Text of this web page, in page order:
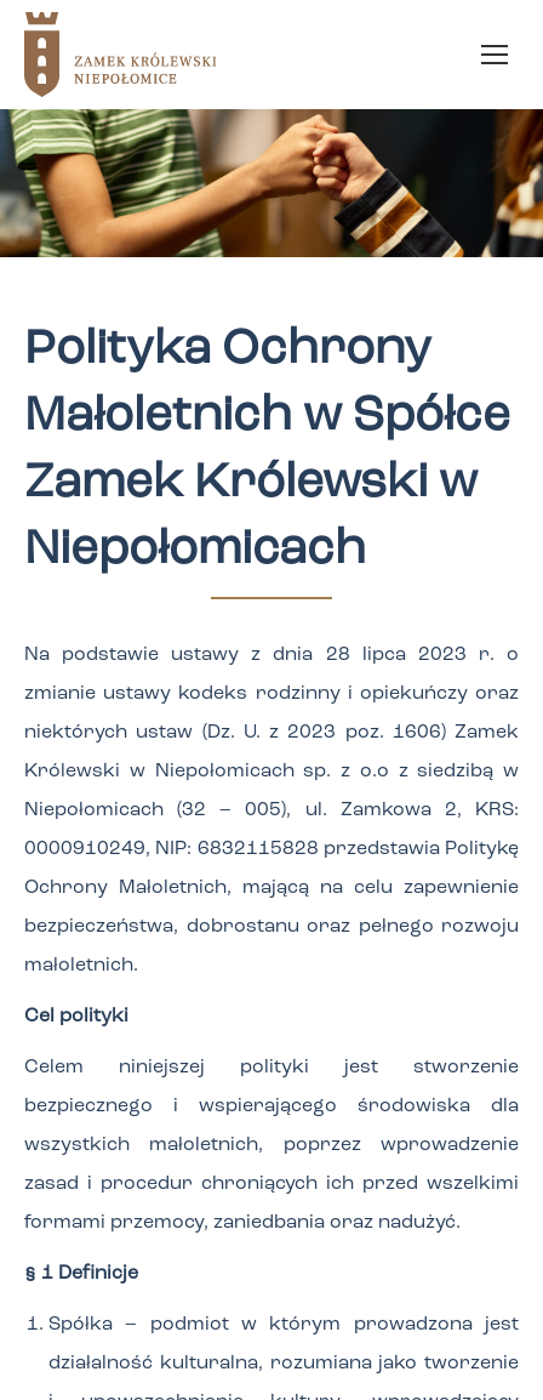
Polityka Ochrony
Małoletnich w Spółce
Zamek Królewski w
Niepołomicach
Na podstawie ustawy z dnia 28 lipca 2023 r. o
zmianie ustawy kodeks rodzinny i opiekuńczy oraz
niektórych ustaw (Dz. U. z 2023 poz. 1606) Zamek
Królewski w Niepołomicach sp. z o.o z siedzibą w
Niepołomicach (32 – 005), ul. Zamkowa 2, KRS:
0000910249, NIP: 6832115828 przedstawia Politykę
Ochrony Małoletnich, mającą na celu zapewnienie
bezpieczeństwa, dobrostanu oraz pełnego rozwoju
małoletnich.
Cel polityki
Celem niniejszej polityki jest stworzenie
bezpiecznego i wspierającego środowiska dla
wszystkich małoletnich, poprzez wprowadzenie
zasad i procedur chroniących ich przed wszelkimi
formami przemocy, zaniedbania oraz nadużyć.
§ 1 Definicje
Spółka – podmiot w którym prowadzona jest
działalność kulturalna, rozumiana jako tworzenie